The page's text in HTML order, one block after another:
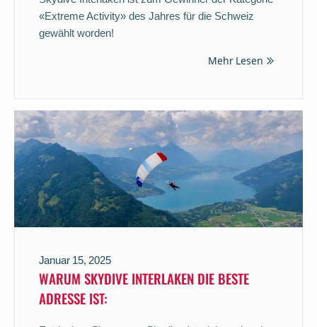
«Extreme Activity» des Jahres für die Schweiz
gewählt worden!
Mehr Lesen
Januar 15, 2025
WARUM SKYDIVE INTERLAKEN DIE BESTE
ADRESSE IST: